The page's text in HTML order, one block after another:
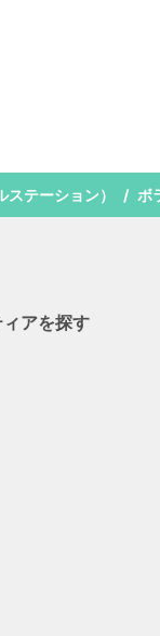
テーション） ボ
アを探す